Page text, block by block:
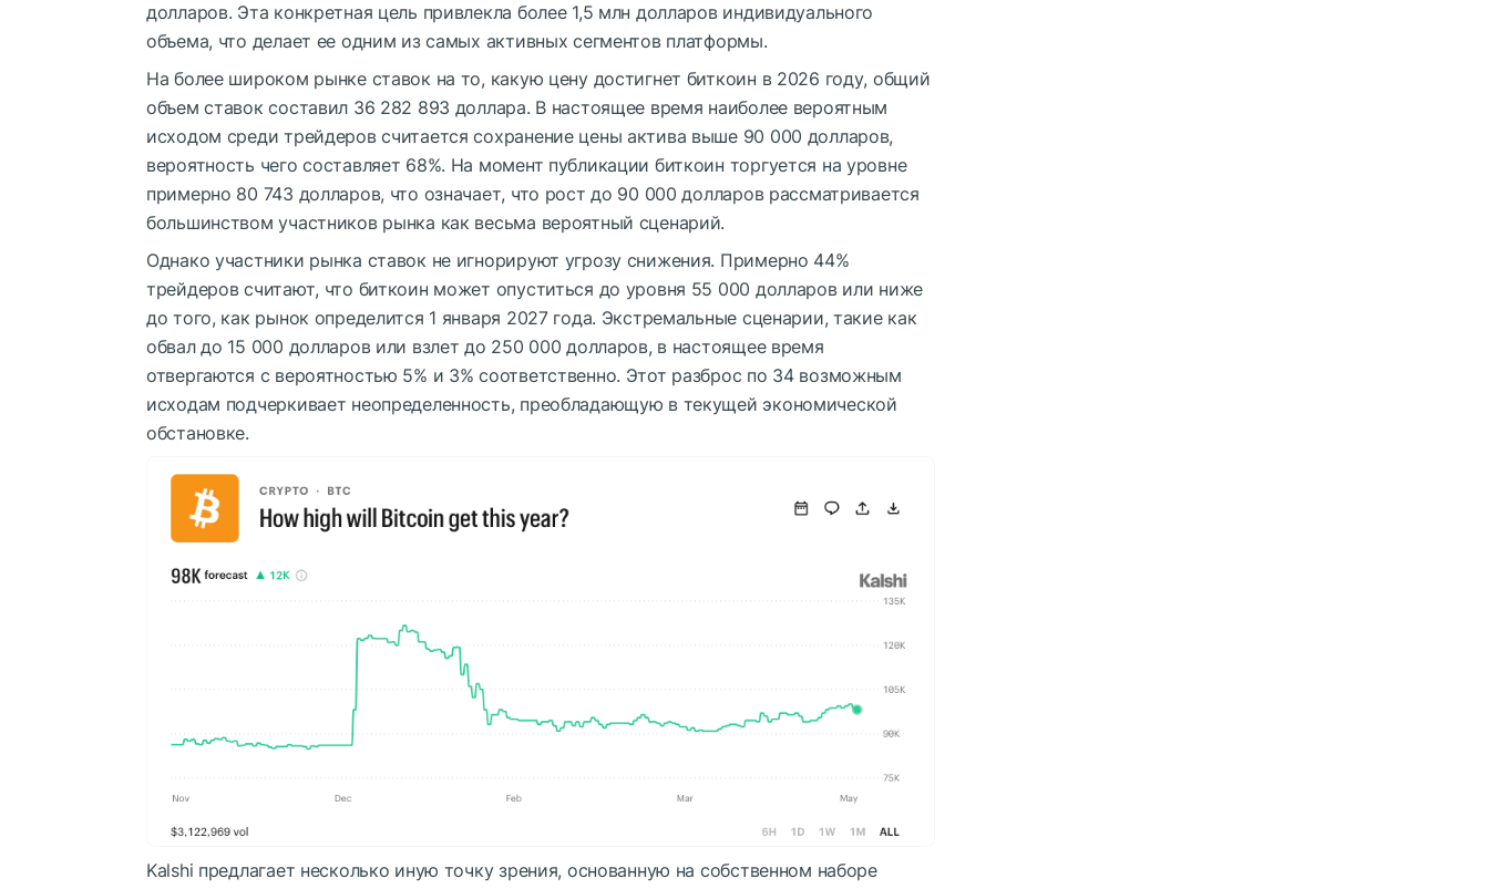
долларов. Эта конкретная цель привлекла более 1,5 млн долларов индивидуального
объема, что делает ее одним из самых активных сегментов платформы.
На более широком рынке ставок на то, какую цену достигнет биткоин в 2026 году, общий
объем ставок составил 36 282 893 доллара. В настоящее время наиболее вероятным
исходом среди трейдеров считается сохранение цены актива выше 90 000 долларов,
вероятность чего составляет 68%. На момент публикации биткоин торгуется на уровне
примерно 80 743 долларов, что означает, что рост до 90 000 долларов рассматривается
большинством участников рынка как весьма вероятный сценарий.
Однако участники рынка ставок не игнорируют угрозу снижения. Примерно 44%
трейдеров считают, что биткоин может опуститься до уровня 55 000 долларов или ниже
до того, как рынок определится 1 января 2027 года. Экстремальные сценарии, такие как
обвал до 15 000 долларов или взлет до 250 000 долларов, в настоящее время
отвергаются с вероятностью 5% и 3% соответственно. Этот разброс по 34 возможным
исходам подчеркивает неопределенность, преобладающую в текущей экономической
обстановке.
Kalshi предлагает несколько иную точку зрения, основанную на собственном наборе